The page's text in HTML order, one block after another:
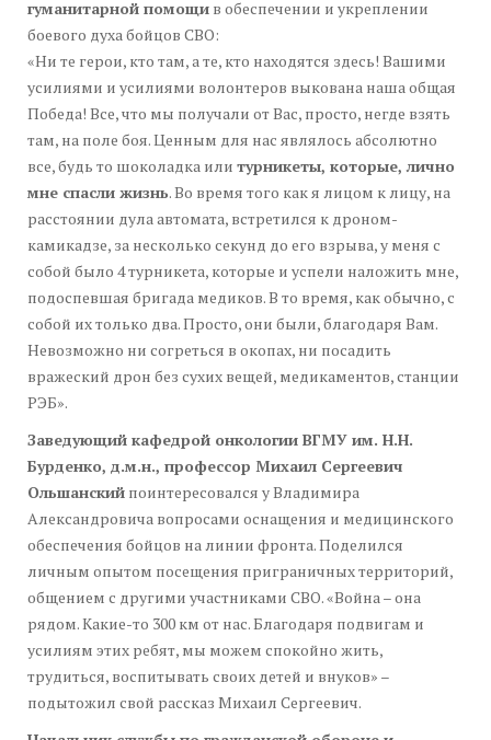
гуманитарной помощи в обеспечении и укреплении
боевого духа бойцов СВО:
«Ни те герои, кто там, а те, кто находятся здесь! Вашими
усилиями и усилиями волонтеров выкована наша общая
Победа! Все, что мы получали от Вас, просто, негде взять
там, на поле боя. Ценным для нас являлось абсолютно
все, будь то шоколадка или турникеты, которые, лично
мне спасли жизнь. Во время того как я лицом к лицу, на
расстоянии дула автомата, встретился к дроном-
камикадзе, за несколько секунд до его взрыва, у меня с
собой было 4 турникета, которые и успели наложить мне,
подоспевшая бригада медиков. В то время, как обычно, с
собой их только два. Просто, они были, благодаря Вам.
Невозможно ни согреться в окопах, ни посадить
вражеский дрон без сухих вещей, медикаментов, станции
РЭБ».
Заведующий кафедрой онкологии ВГМУ им. Н.Н.
Бурденко, д.м.н., профессор Михаил Сергеевич
Ольшанский поинтересовался у Владимира
Александровича вопросами оснащения и медицинского
обеспечения бойцов на линии фронта. Поделился
личным опытом посещения приграничных территорий,
общением с другими участниками СВО. «Война – она
рядом. Какие-то 300 км от нас. Благодаря подвигам и
усилиям этих ребят, мы можем спокойно жить,
трудиться, воспитывать своих детей и внуков» –
подытожил свой рассказ Михаил Сергеевич.